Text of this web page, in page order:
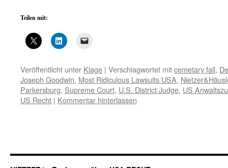
Teilen mit:
Veröffentlicht unter Klage | Verschlagwortet mitcemetary fall,
Joseph Goodwin, Most Ridiculous Lawsuits USA,
Parkersburg, Supreme Court, U.S. District Judge, US
US Recht | Kommentar hinterlassen